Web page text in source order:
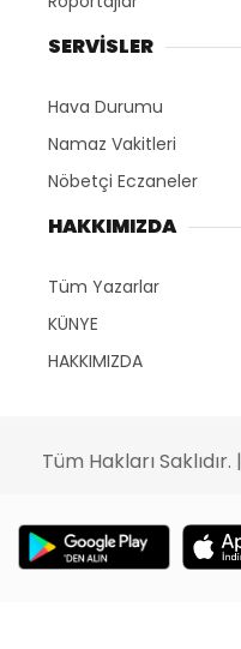
SERVİSLER
Hava Durumu
Namaz Vakitleri
Nöbetçi Eczaneler
HAKKIMIZDA
Tüm Yazarlar
KÜNYE
HAKKIMIZDA
Tüm Hakları Saklıdır. |